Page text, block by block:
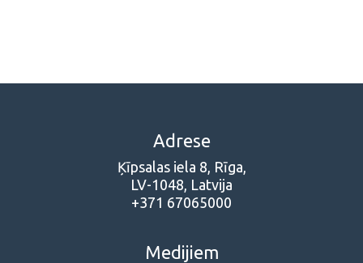
Adrese
Ķīpsalas iela 8, Rīga,
LV-1048, Latvija
+371 67065000
Medijiem